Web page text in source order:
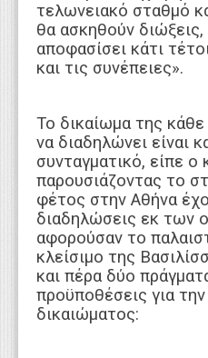
τελωνειακό σταθμό
θα ασκηθούν διώξεις,
αποφασίσει κάτι
και τις συνέπειες».
Το δικαίωμα της
να διαδηλώνει είναι
συνταγματικό, είπε ο
παρουσιάζοντας το
φέτος στην Αθήνα
διαδηλώσεις εκ των
αφορούσαν το
κλείσιμο της
και πέρα δύο
προϋποθέσεις για
δικαιώματος: